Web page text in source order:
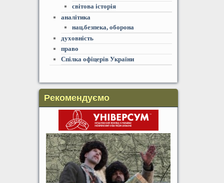
світова історія
аналітика
нац.безпека, оборона
духовність
право
Спілка офіцерів України
Рекомендуємо